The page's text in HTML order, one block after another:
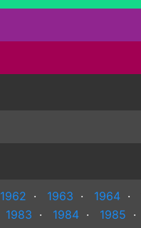
1962 · 1963 · 1964 ·
1983 · 1984 · 1985 ·